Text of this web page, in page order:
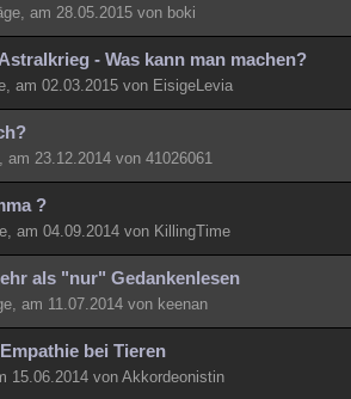
am 28.05.2015 von boki
- Was kann man machen?
am 02.03.2015 von EisigeLevia
am 23.12.2014 von 41026061
?
am 04.09.2014 von KillingTime
als "nur" Gedankenlesen
am 11.07.2014 von keenan
bei Tieren
15.06.2014 von Akkordeonistin